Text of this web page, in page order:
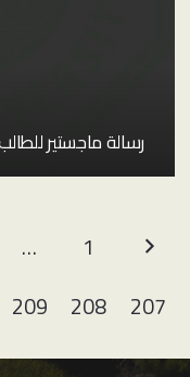
رسالة ماجستير
1
…
207
208
209